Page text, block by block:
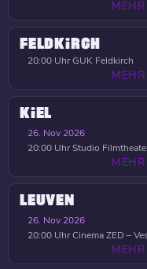
MEHR
FELDKIRCH
20:00 UhrGUK Feldkirch
MEHR
KIEL
26. Nov 2026
20:00 UhrStudio
MEHR
LEUVEN
26. Nov 2026
20:00 UhrCinema ZED –
MEHR